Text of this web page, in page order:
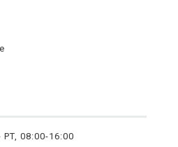
PT, 08:00-16:00